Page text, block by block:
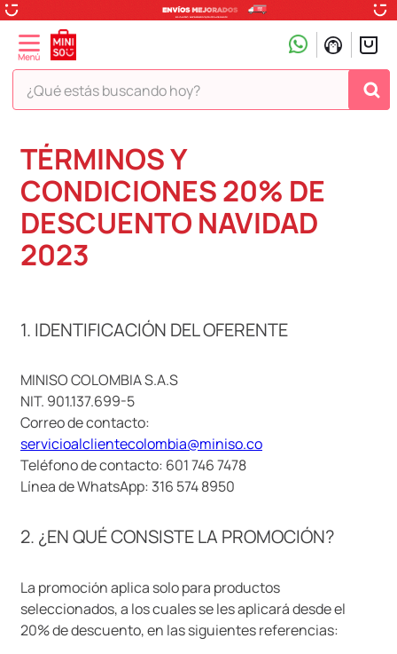
¿Qué estás buscando hoy?
TÉRMINOS Y
CONDICIONES 20% DE
DESCUENTO NAVIDAD
2023
1. IDENTIFICACIÓN DEL OFERENTE
MINISO COLOMBIA S.A.S
NIT. 901.137.699-5
Correo de contacto:
servicioalclientecolombia@miniso.co
Teléfono de contacto: 601 746 7478
Línea de WhatsApp: 316 574 8950
2. ¿EN QUÉ CONSISTE LA PROMOCIÓN?
La promoción aplica solo para productos
seleccionados, a los cuales se les aplicará desde el
20% de descuento, en las siguientes referencias:
TÉRMINOS MÁS BUSCADOS
1.
peluche
2.
hello kitty
3.
snoopy
4.
ositos cariñositos
6
disney
8.
toy story
9.
llaveros
10. one piece